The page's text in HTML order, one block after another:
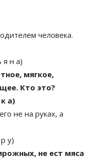
человека.
я н а)
мягкое,
Кто это?
а)
не на руках, а
у)
не ест мяса